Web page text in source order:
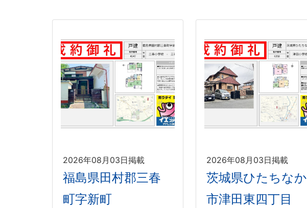
2026年08月03日掲載
福島県田村郡三春
町字新町
2026年08月03日掲載
茨城県ひたちなか
市津田東四丁目